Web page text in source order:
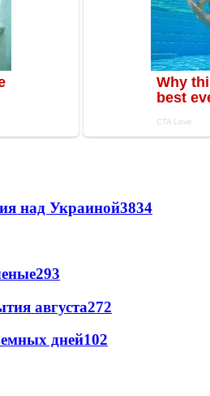
над Украиной3834
293
августа272
дней102